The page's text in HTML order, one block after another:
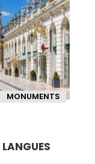
MONUMENTS
LANGUES